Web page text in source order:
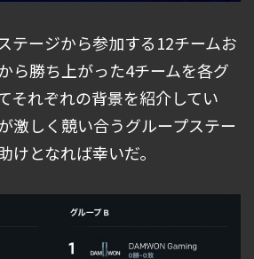
テージから参加する12チームお
ら勝ち上がった4チームを各グ
それぞれの背景を紹介してい
激しく競い合うグループステー
けとなれば幸いだ。